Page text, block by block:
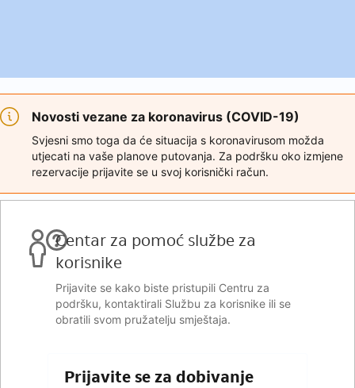
Novosti vezane za koronavirus (COVID-19)
Svjesni smo toga da će situacija s koronavirusom možda
utjecati na vaše planove putovanja. Za podršku oko izmjene
rezervacije prijavite se u svoj korisnički račun.
Centar za pomoć službe za
korisnike
Prijavite se kako biste pristupili Centru za
podršku, kontaktirali Službu za korisnike ili se
obratili svom pružatelju smještaja.
Prijavite se za dobivanje